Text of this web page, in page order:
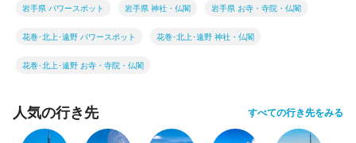
岩手県 パワースポット 岩手県 神社・仏閣 岩手県 お寺・寺院・仏閣
花巻･北上･遠野 パワースポット 花巻･北上･遠野 神社・仏閣
花巻･北上･遠野 お寺・寺院・仏閣
人気の行き先 すべての行き先をみる